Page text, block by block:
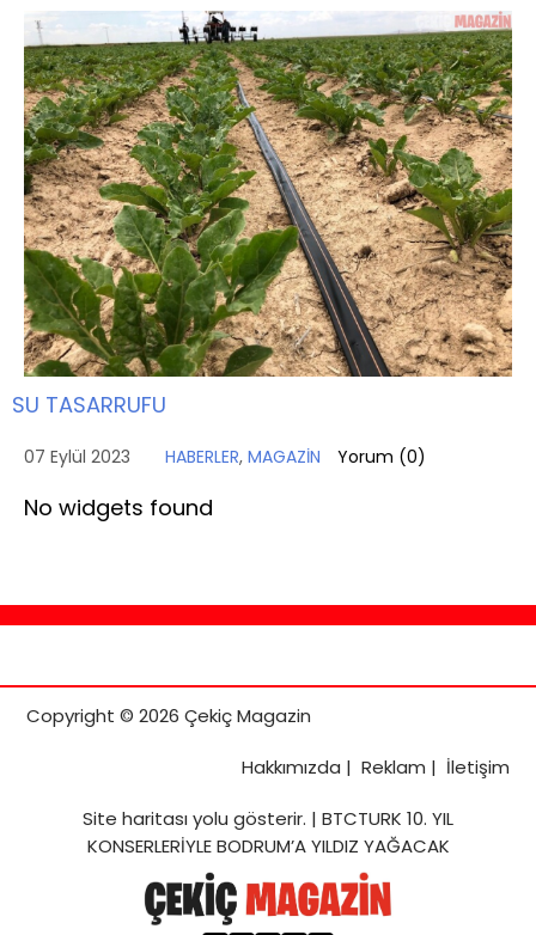
SU TASARRUFU
07 Eylül 2023 HABERLER, MAGAZİN Yorum (0)
No widgets found
Copyright © 2026 Çekiç Magazin
Hakkımızda | Reklam | İletişim
Site haritasıyolu gösterir. | BTCTURK 10. YIL
KONSERLERİYLE BODRUM’A YILDIZ YAĞACAK